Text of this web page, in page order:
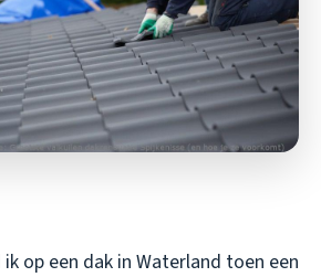
op een dak in Waterland toen een